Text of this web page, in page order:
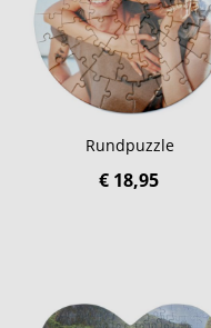
Rundpuzzle
€ 18,95